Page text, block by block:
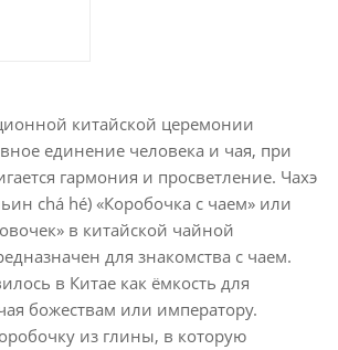
китайской церемонии
единение человека и чая, при
гармония и просветление. Чахэ
chá hé) «Коробочка с чаем» или
в китайской чайной
для знакомства с чаем.
в Китае как ёмкость для
божествам или императору.
из глины, в которую